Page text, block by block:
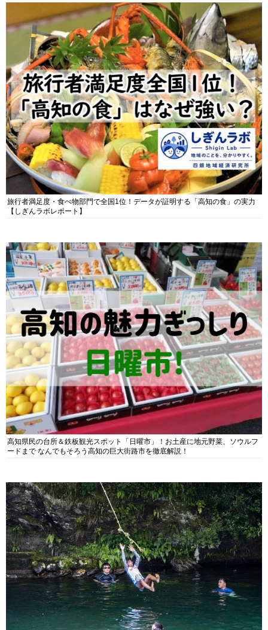
旅行者満足度・食べ物部門で全国1位！データが証明する「高知の食」の実力
【しぎんラボレポート】
高知県民の台所＆鉄板観光スポット「日曜市」！お土産に地元野菜、ソウルフ
ードまで なんでもそろう高知の巨大街路市を徹底解説！